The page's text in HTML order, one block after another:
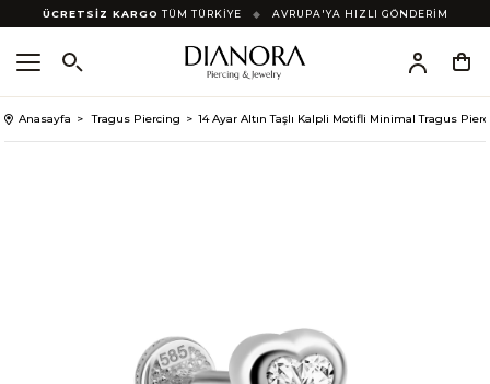
ÜCRETSİZ KARGO TÜM TÜRKİYE ◆ AVRUPA'YA HIZLI GÖNDERİM
Anasayfa Tragus Piercing 14 Ayar Altın Taşlı Kalpli Motifli Minimal Tragus